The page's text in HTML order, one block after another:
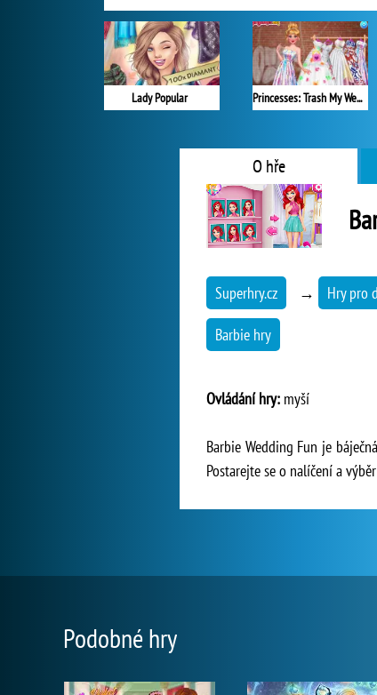
Lady Popular Princesses: Trash My Wedding Dress
O hře
Superhry.cz → Hry pro
Barbie hry
Ovládání hry: myší
Barbie Wedding Fun je
Postarejte se o nalíčení a
Podobné hry